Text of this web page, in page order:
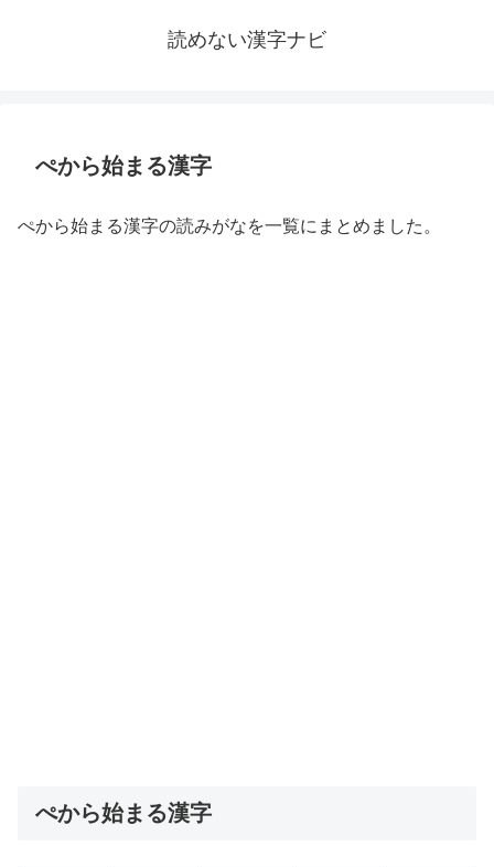
読めない漢字ナビ
ぺから始まる漢字
ぺから始まる漢字の読みがなを一覧にまとめました。
ぺから始まる漢字